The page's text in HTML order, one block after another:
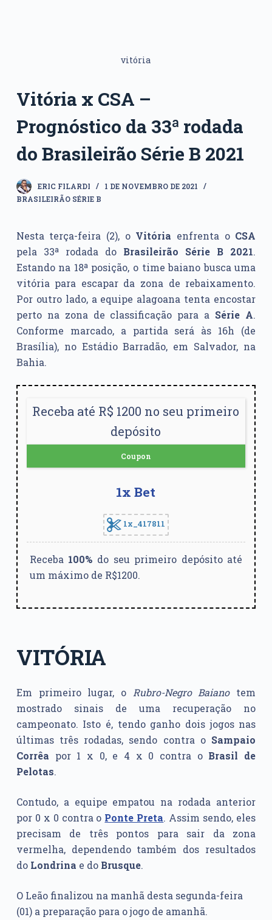
vitória
Vitória x CSA –
Prognóstico da 33ª rodada
do Brasileirão Série B 2021
ERIC FILARDI
1 DE NOVEMBRO DE 2021
BRASILEIRÃO SÉRIE B
Nesta terça-feira (2), o Vitória enfrenta o CSA
pela 33ª rodada do Brasileirão Série B 2021.
Estando na 18ª posição, o time baiano busca uma
vitória para escapar da zona de rebaixamento.
Por outro lado, a equipe alagoana tenta encostar
perto na zona de classificação para a Série A.
Conforme marcado, a partida será às 16h (de
Brasília), no Estádio Barradão, em Salvador, na
Bahia.
Receba até R$ 1200 no seu primeiro
depósito
Coupon
1x Bet
1x_417811
Receba 100% do seu primeiro depósito até
um máximo de R$1200.
VITÓRIA
Em primeiro lugar, o Rubro-Negro Baiano tem
mostrado sinais de uma recuperação no
campeonato. Isto é, tendo ganho dois jogos nas
últimas três rodadas, sendo contra o Sampaio
Corrêa por 1 x 0, e 4 x 0 contra o Brasil de
Pelotas.
Contudo, a equipe empatou na rodada anterior
por 0 x 0 contra o Ponte Preta. Assim sendo, eles
precisam de três pontos para sair da zona
vermelha, dependendo também dos resultados
do Londrina e do Brusque.
O Leão finalizou na manhã desta segunda-feira
(01) a preparação para o jogo de amanhã.